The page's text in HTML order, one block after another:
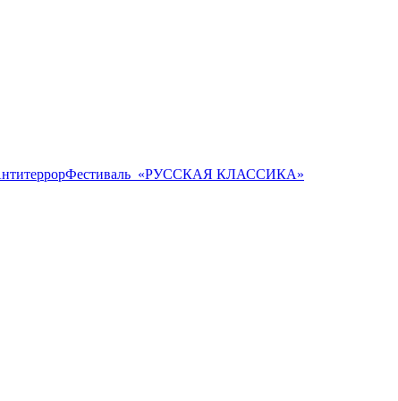
Фестиваль ​ «РУССКАЯ КЛАССИКА»